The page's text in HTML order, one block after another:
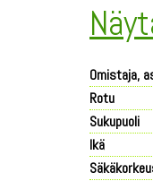
Omistaja,
Rotu
Sukupuoli
Ikä